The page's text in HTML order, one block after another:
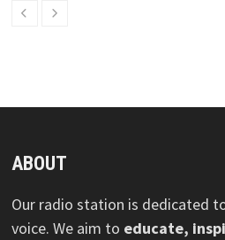
ABOUT
Our radio station is dedicated
voice. We aim to educate,